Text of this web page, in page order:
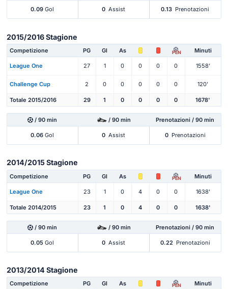
0.09 Gol 0 Assist 0.13 Prenotazioni
2015/2016 Stagione
Competizione PG Gl As PEN Minuti
League One 27 1 0 0 0 0 1558'
Challenge Cup 2 0 0 0 0 0 120'
Totale 2015/2016 29 1 0 0 0 0 1678'
/ 90 min / 90 min Prenotazioni / 90 min
0.06 Gol 0 Assist 0 Prenotazioni
2014/2015 Stagione
Competizione PG Gl As PEN Minuti
League One 23 1 0 4 0 0 1638'
Totale 2014/2015 23 1 0 4 0 0 1638'
/ 90 min / 90 min Prenotazioni / 90 min
0.05 Gol 0 Assist 0.22 Prenotazioni
2013/2014 Stagione
Competizione PG Gl As PEN Minuti